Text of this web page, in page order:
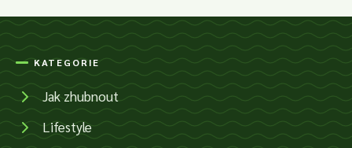
KATEGORIE
Jak zhubnout
Lifestyle